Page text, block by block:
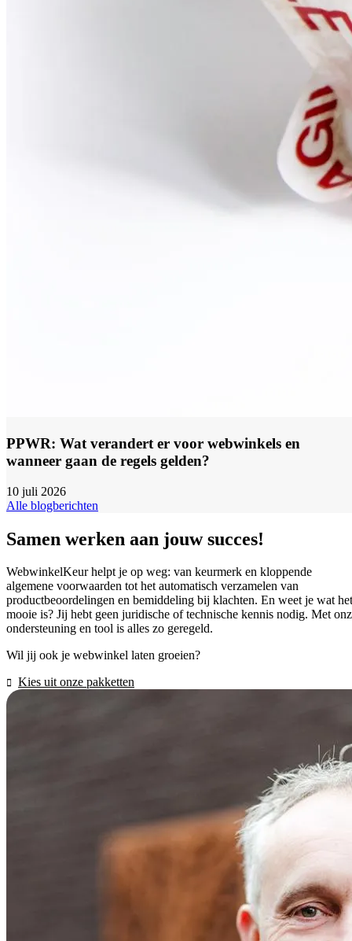
PPWR: Wat verandert er voor webwinkels en
wanneer gaan de regels gelden?
10 juli 2026
Alle blogberichten
Samen werken aan jouw succes!
WebwinkelKeur helpt je op weg: van keurmerk en kloppende
algemene voorwaarden tot het automatisch verzamelen van
productbeoordelingen en bemiddeling bij klachten. En weet je wat het
mooie is? Jij hebt geen juridische of technische kennis nodig. Met
ondersteuning en tool is alles zo geregeld.
Wil jij ook je webwinkel laten groeien?
Kies uit onze pakketten